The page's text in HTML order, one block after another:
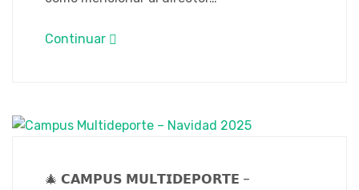
Continuar
🎄 𝗖𝗔𝗠𝗣𝗨𝗦 𝗠𝗨𝗟𝗧𝗜𝗗𝗘𝗣𝗢𝗥𝗧𝗘 –